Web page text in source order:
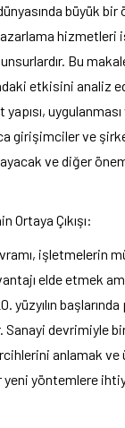
büyük bir
hizmetleri
Bu
etkisini analiz
yapısı,
girişimciler ve
ve diğer
Ortaya Çıkışı:
işletmelerin
elde etmek
yüzyılın
Sanayi devrimiyle
anlamak ve
yöntemlere